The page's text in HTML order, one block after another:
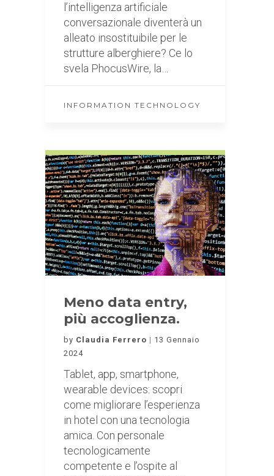
l’intelligenza artificiale
conversazionale diventerà un
alleato insostituibile per le
strutture alberghiere? Ce lo
svela PhocusWire, la…
INFORMATION TECHNOLOGY
Meno data entry,
più accoglienza.
by Claudia Ferrero
13 Gennaio
2024
Tablet, app, smartphone,
wearable devices: scopri
come migliorare l’esperienza
in hotel con una tecnologia
amica. Con personale
tecnologicamente
competente e l’ospite al